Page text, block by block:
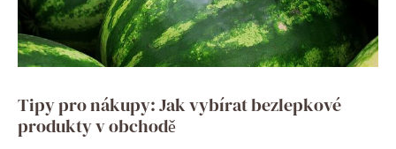
Tipy pro nákupy: Jak vybírat bezlepkové
produkty v obchodě